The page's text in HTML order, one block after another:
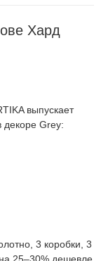
Хард
выпускает
декоре Grey:
3 коробки, 3